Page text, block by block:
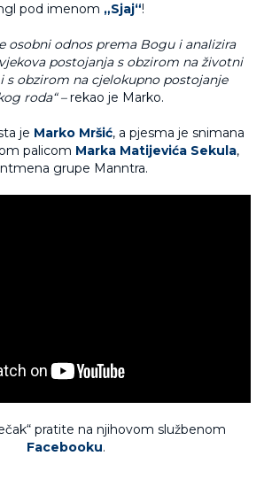
pod imenom „Sjaj“!
osobni odnos prema Bogu i analizira
postojanja s obzirom na životni
s obzirom na cjelokupno postojanje
roda“ –rekao je Marko.
je Marko Mršić, a pjesma je snimana
palicom Marka Matijevića Sekula,
grupe Manntra.
pratite na njihovom službenom
Facebooku.